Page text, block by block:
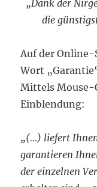
„Dank der
die
Auf der
Wort
Mittels Mouse-
Einblendung:
„(…) liefert
garantieren
der einzelnen